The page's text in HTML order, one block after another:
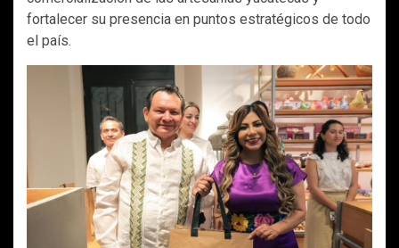
fortalecer su presencia en puntos estratégicos de todo
el país.